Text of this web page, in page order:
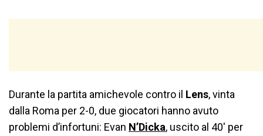
Durante la partita amichevole contro il Lens, vinta
dalla Roma per 2-0, due giocatori hanno avuto
problemi d’infortuni: Evan N’Dicka, uscito al 40′ per